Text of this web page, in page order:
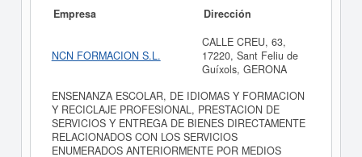
Empresa Dirección
NCN FORMACION S.L.
CALLE CREU, 63,
17220, Sant Feliu de
Guíxols, GERONA
ENSENANZA ESCOLAR, DE IDIOMAS Y FORMACION
Y RECICLAJE PROFESIONAL, PRESTACION DE
SERVICIOS Y ENTREGA DE BIENES DIRECTAMENTE
RELACIONADOS CON LOS SERVICIOS
ENUMERADOS ANTERIORMENTE POR MEDIOS